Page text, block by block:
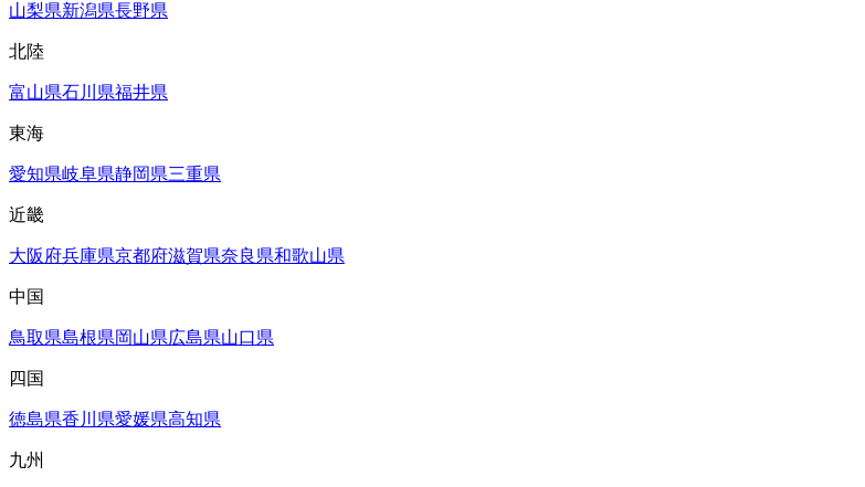
山梨県新潟県長野県
北陸
富山県石川県福井県
東海
愛知県岐阜県静岡県三重県
近畿
大阪府兵庫県京都府滋賀県奈良県和歌山県
中国
鳥取県島根県岡山県広島県山口県
四国
徳島県香川県愛媛県高知県
九州